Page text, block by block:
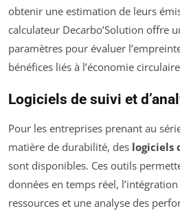
obtenir une estimation de leurs
calculateur Decarbo’Solution offre
paramètres pour évaluer
bénéfices liés à l’économie
Logiciels de suivi et
Pour les entreprises prenant au
matière de durabilité, des logiciels
sont disponibles. Ces outils
données en temps réel,
ressources et une analyse des